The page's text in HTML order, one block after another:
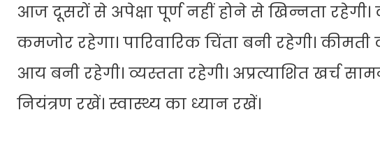
आज दूसरों से अपेक्षा पूर्ण नहीं होने से खिन्नता रहेगी।
कमजोर रहेगा। पारिवारिक चिंता बनी रहेगी।
आय बनी रहेगी। व्यस्तता रहेगी। अप्रत्याशित खर्च
नियंत्रण रखें। स्वास्थ्य का ध्यान रखें।